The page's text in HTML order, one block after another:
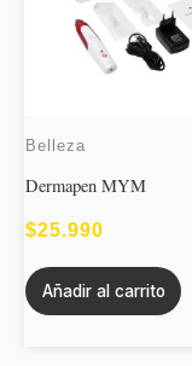
Belleza
Dermapen MYM
$25.990
Añadir al carrito